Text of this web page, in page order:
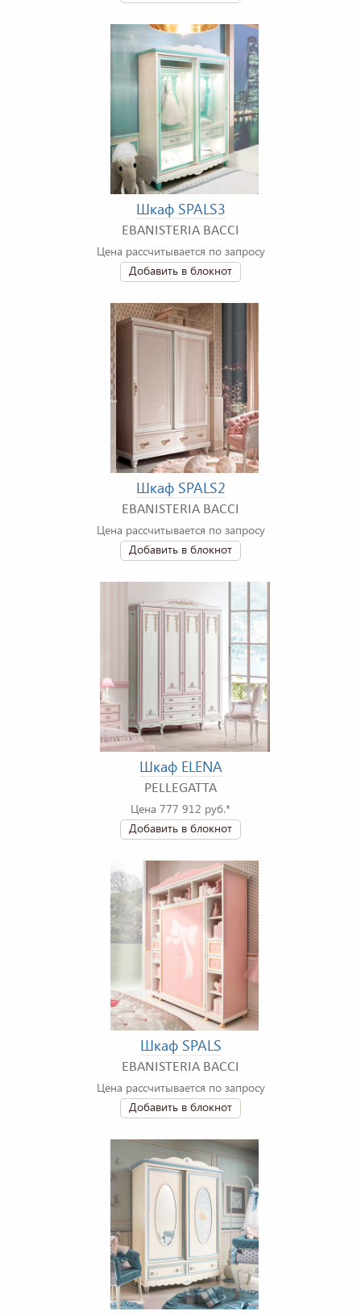
Шкаф SPALS3
EBANISTERIA BACCI
Цена рассчитывается по запросу
Добавить в блокнот
Шкаф SPALS2
EBANISTERIA BACCI
Цена рассчитывается по запросу
Добавить в блокнот
Шкаф ELENA
PELLEGATTA
Цена 777 912 руб.*
Добавить в блокнот
Шкаф SPALS
EBANISTERIA BACCI
Цена рассчитывается по запросу
Добавить в блокнот